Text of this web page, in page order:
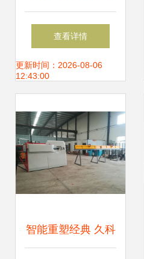
升级 数控铣床批发
销售与机械设备研
查看详情
更新时间：2026-08-06
12:43:00
智能重塑经典 久科